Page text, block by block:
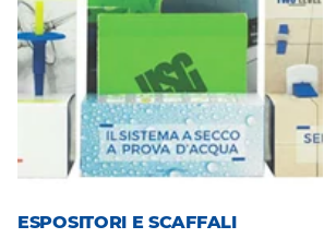
ESPOSITORI E SCAFFALI